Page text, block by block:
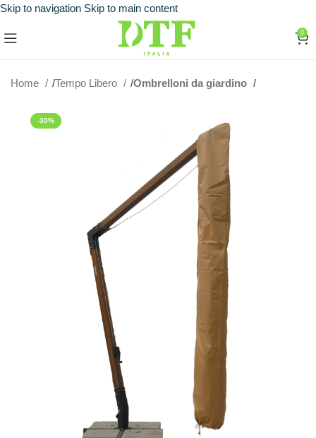
Skip to navigation Skip to main content
0
Home Tempo Libero Ombrelloni da giardino
-30%